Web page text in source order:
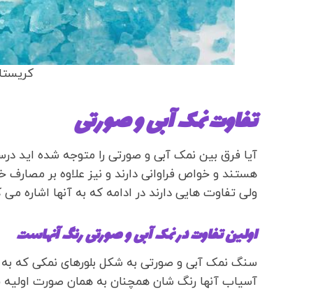
تفاوت نمک آبی و صورتی
آیا فرق بین نمک آبی و صورتی را متوجه شده
هستند و خواص فراوانی دارند و نیز علاوه بر
ولی تفاوت هایی دارند در ادامه که به آنها اشاره
اولین تفاوت در نمک آبی و صورتی رنگ آنهاست
سنگ نمک آبی و صورتی به شکل بلورهای نمکی که
آسیاب آنها رنگ شان همچنان به همان صورت